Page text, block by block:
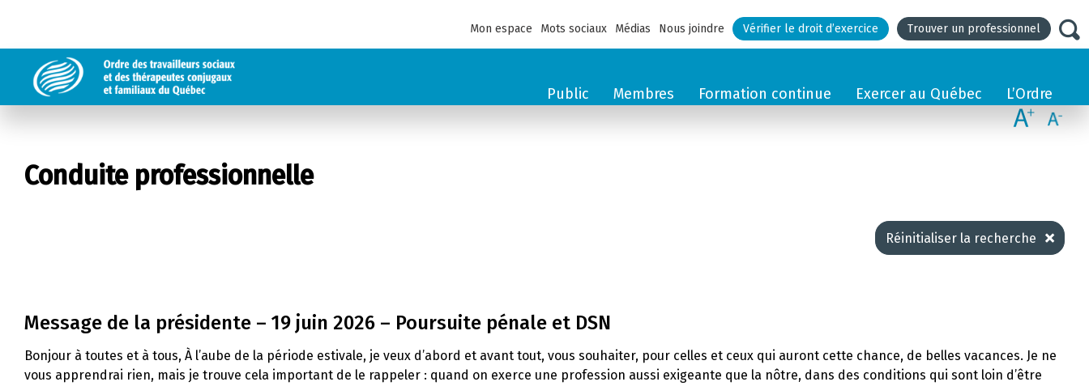
Mon espace Mots sociaux Médias Nous joindre Vérifier le droit d’exercice Trouver un professionnel
Public Membres Formation continue Exercer au Québec L’Ordre
Conduite professionnelle
Réinitialiser la recherche
Message de la présidente – 19 juin 2026 – Poursuite pénale et DSN
Bonjour à toutes et à tous, À l’aube de la période estivale, je veux d’abord et avant tout, vous souhaiter, pour celles et ceux qui auront cette chance, de belles vacances. Je ne
vous apprendrai rien, mais je trouve cela important de le rappeler : quand on exerce une profession aussi exigeante que la nôtre, dans des conditions qui sont loin d’être